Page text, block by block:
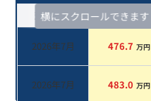
横にスクロールできます
査定時期 セルカ実績
2026年7月 476.7 万円
2026年7月 483.0 万円